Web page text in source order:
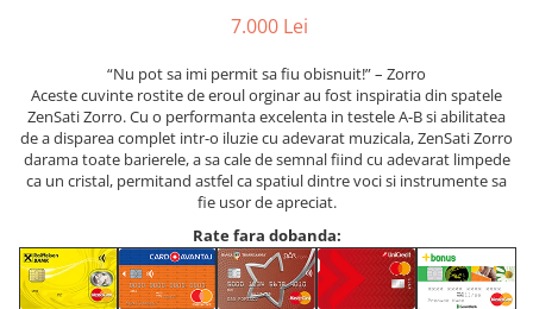
7.000 Lei
“Nu pot sa imi permit sa fiu obisnuit!” – Zorro
Aceste cuvinte rostite de eroul orginar au fost inspiratia din spatele
ZenSati Zorro. Cu o performanta excelenta in testele A-B si abilitatea
de a disparea complet intr-o iluzie cu adevarat muzicala, ZenSati Zorro
darama toate barierele, a sa cale de semnal fiind cu adevarat limpede
ca un cristal, permitand astfel ca spatiul dintre voci si instrumente sa
fie usor de apreciat.
Rate fara dobanda: